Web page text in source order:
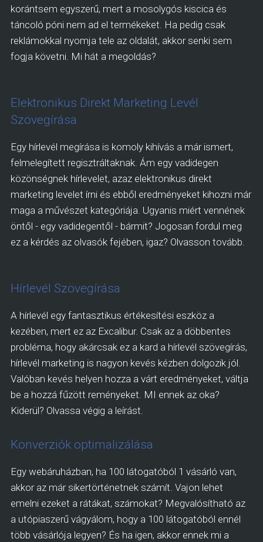
korántsem egyszerű, mert a mosolygós kiscica és
táncoló póni nem ad el termékeket. Ha pedig csak
reklámokkal nyomja tele az oldalát, akkor senki sem
fogja követni. Mi hát a megoldás?
Elektronikus Direkt Marketing Levél
Szövegírása
Egy hírlevél megírása is komoly kihívás a már ismert,
felmelegített regisztráltaknak. Ám egy vadidegen
közönségnek hírlevelet, azaz elektronikus direkt
marketing levelet írni és ebből eredményeket kihozni már
maga a művészet kategóriája. Ugyanis miért vennének
öntől - egy vadidegentől - bármit? Jogosan fordul meg
ez a kérdés az olvasók fejében, igaz? Olvasson tovább.
Hírlevél Szövegírása
A hírlevél egy fantasztikus értékesítési eszköz a
kezében, mert ez az Excalibur. Csak az a döbbentes
probléma, hogy akárcsak ez a kard a hírlevél szövegírás,
hírlevél marketing is nagyon kevés kézben dolgozik jól.
Valóban kevés helyen hozza a várt eredményeket, váltja
be a hozzá fűzött reményeket. MI ennek az oka?
Kiderül? Olvassa végig a leírást.
Konverziók optimalizálása
Egy webáruházban, ha 100 látogatóból 1 vásárló van,
akkor az már sikertörténetnek számít. Vajon lehet
emelni ezeket a rátákat, számokat? Megvalósítható az
a utópiaszerű vágyálom, hogy a 100 látogatóból ennél
több vásárlója legyen? És ha igen, akkor ennek mi a